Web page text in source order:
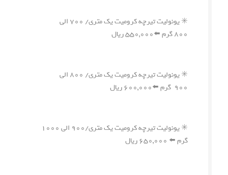
✳️ یونولیت تیرچه کرومیت یک متری/ ۷۰۰ الی
۸۰۰ گرم ⬅️۵۵۰,۰۰۰ ریال
✳️ یونولیت تیرچه کرومیت یک متری/ ۸۰۰ الی
۹۰۰ گرم ⬅️۶۰۰,۰۰۰ ریال
✳️ یونولیت تیرچه کرومیت یک متری/۹۰۰ الی ۱۰۰۰
گرم ⬅️ ۶۵۰,۰۰۰ ریال